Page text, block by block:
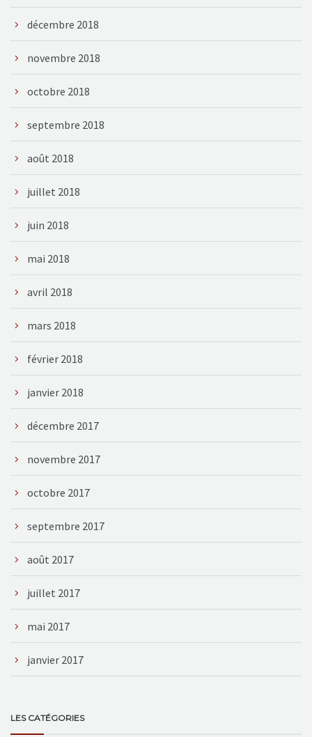
décembre 2018
novembre 2018
octobre 2018
septembre 2018
août 2018
juillet 2018
juin 2018
mai 2018
avril 2018
mars 2018
février 2018
janvier 2018
décembre 2017
novembre 2017
octobre 2017
septembre 2017
août 2017
juillet 2017
mai 2017
janvier 2017
LES CATÉGORIES